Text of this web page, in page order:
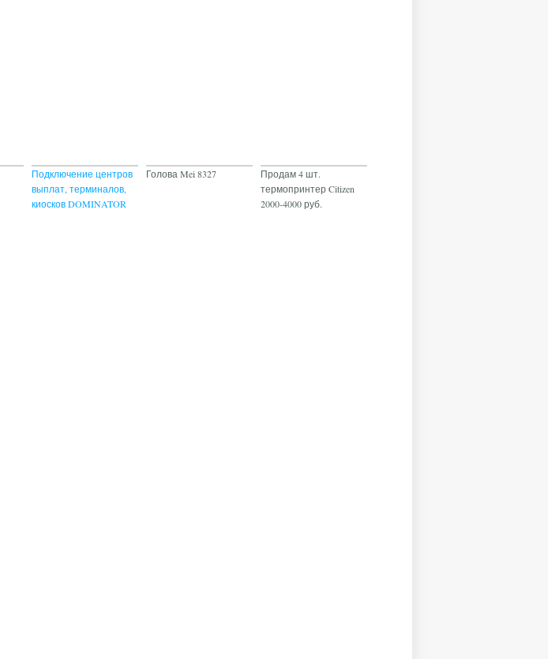
Подключение центров
выплат, терминалов,
киосков DOMINATOR
Голова Mei 8327
Продам 4 шт.
термопринтер Citizen
2000-4000 руб.